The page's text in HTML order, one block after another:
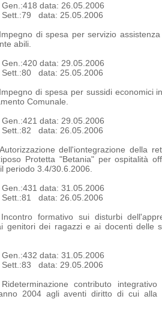
data: 26.05.2006
Sett.:79 data: 25.05.2006
di spesa per servizio
abili.
data: 29.05.2006
Sett.:80 data: 25.05.2006
di spesa per sussidi economici
Comunale.
data: 29.05.2006
Sett.:82 data: 26.05.2006
dell'iontegrazione della
Protetta "Betania" per ospitalità
periodo 3.4/30.6.2006.
data: 31.05.2006
Sett.:81 data: 26.05.2006
formativo sui disturbi
genitori dei ragazzi e ai docenti delle
data: 31.05.2006
Sett.:83 data: 29.05.2006
contributo
2004 agli aventi diritto di cui alla